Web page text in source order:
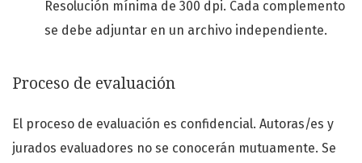
Resolución mínima de 300 dpi. Cada complemento
se debe adjuntar en un archivo independiente.
Proceso de evaluación
El proceso de evaluación es confidencial. Autoras/es y
jurados evaluadores no se conocerán mutuamente. Se